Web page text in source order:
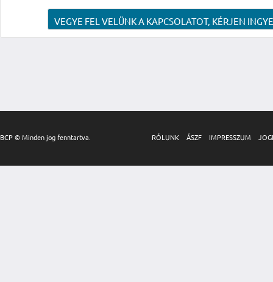
VEGYE FEL VELÜNK A KAPCSOLATOT, KÉRJEN
BCP © Minden jog fenntartva. RÓLUNK ÁSZF IMPRESSZUM